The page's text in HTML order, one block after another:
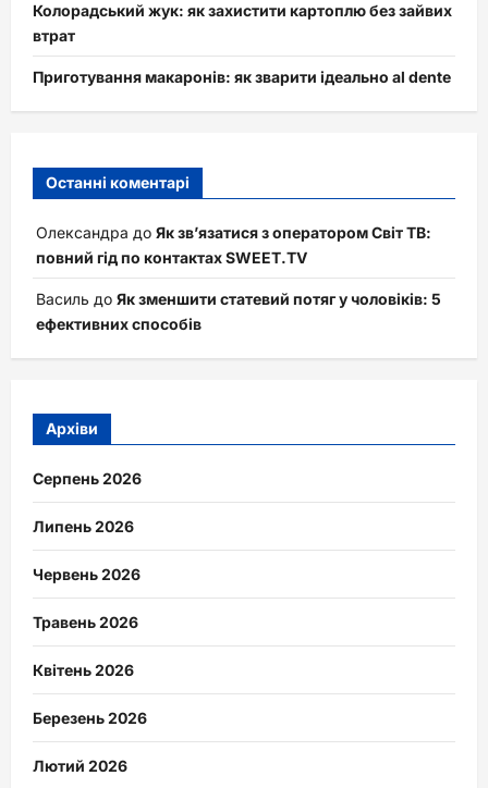
Колорадський жук: як захистити картоплю без зайвих
втрат
Приготування макаронів: як зварити ідеально al dente
Останні коментарі
Олександра до Як зв’язатися з оператором Світ ТВ:
повний гід по контактах SWEET.TV
Василь до Як зменшити статевий потяг у чоловіків: 5
ефективних способів
Архіви
Серпень 2026
Липень 2026
Червень 2026
Травень 2026
Квітень 2026
Березень 2026
Лютий 2026